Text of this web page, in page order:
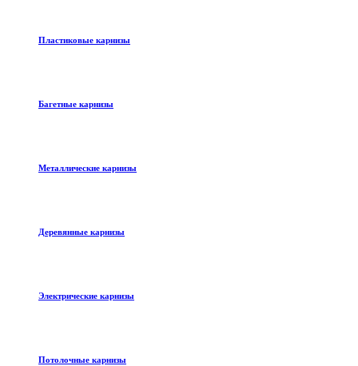
Пластиковые карнизы
Багетные карнизы
Металлические карнизы
Деревянные карнизы
Электрические карнизы
Потолочные карнизы